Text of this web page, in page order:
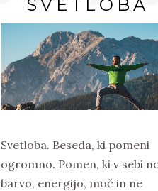
SVETLOBA
Svetloba. Beseda, ki pomeni
ogromno. Pomen, ki v sebi
barvo, energijo, moč in ne